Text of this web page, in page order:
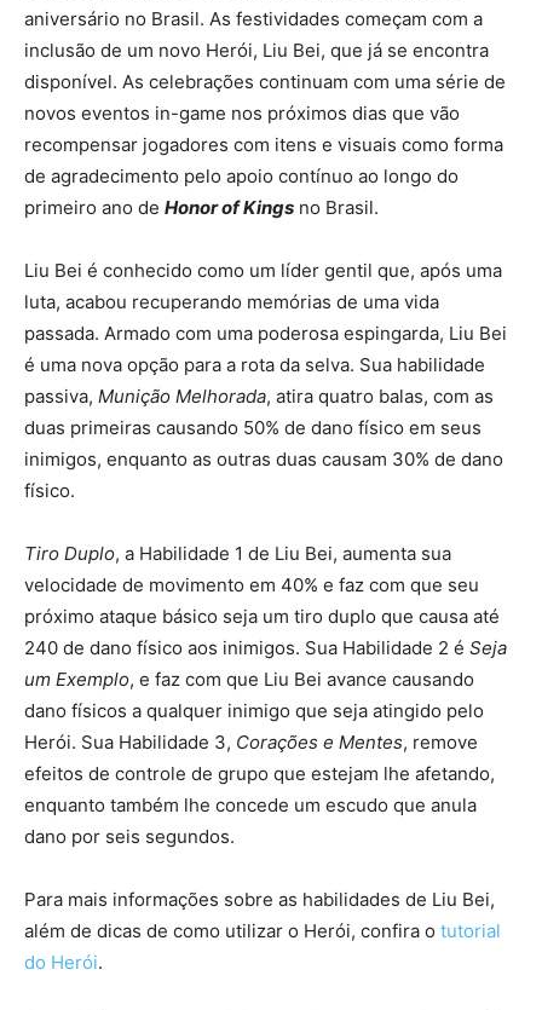
aniversário no Brasil. As festividades começam com a
inclusão de um novo Herói, Liu Bei, que já se encontra
disponível. As celebrações continuam com uma série de
novos eventos in-game nos próximos dias que vão
recompensar jogadores com itens e visuais como forma
de agradecimento pelo apoio contínuo ao longo do
primeiro ano de Honor of Kings no Brasil.
Liu Bei é conhecido como um líder gentil que, após uma
luta, acabou recuperando memórias de uma vida
passada. Armado com uma poderosa espingarda, Liu Bei
é uma nova opção para a rota da selva. Sua habilidade
passiva, Munição Melhorada, atira quatro balas, com as
duas primeiras causando 50% de dano físico em seus
inimigos, enquanto as outras duas causam 30% de dano
físico.
Tiro Duplo, a Habilidade 1 de Liu Bei, aumenta sua
velocidade de movimento em 40% e faz com que seu
próximo ataque básico seja um tiro duplo que causa até
240 de dano físico aos inimigos. Sua Habilidade 2 é Seja
um Exemplo, e faz com que Liu Bei avance causando
dano físicos a qualquer inimigo que seja atingido pelo
Herói. Sua Habilidade 3, Corações e Mentes, remove
efeitos de controle de grupo que estejam lhe afetando,
enquanto também lhe concede um escudo que anula
dano por seis segundos.
Para mais informações sobre as habilidades de Liu Bei,
além de dicas de como utilizar o Herói, confira o tutorial
do Herói.